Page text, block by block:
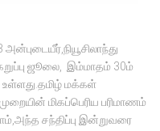
ஜூலை, இம்மாதம் 30ம்
உள்ளது.தமிழ் மக்கள்
மிகப்பெரிய பரிமாணம்
சந்திப்பு இன்றுவரை